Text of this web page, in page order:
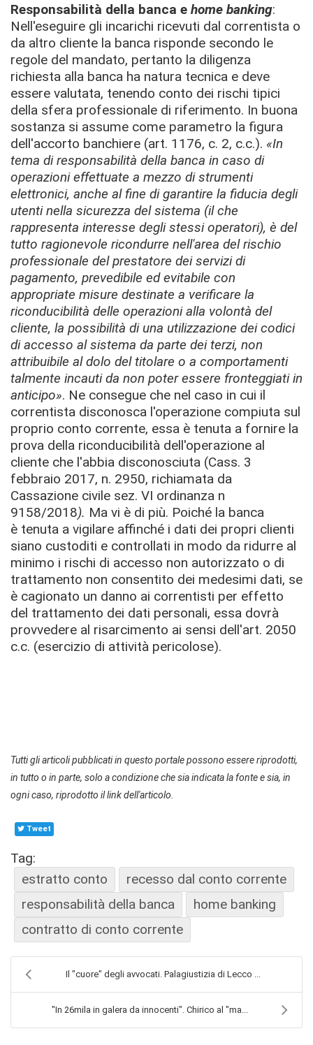
Responsabilità della banca e home banking:
Nell'eseguire gli incarichi ricevuti dal correntista o
da altro cliente la banca risponde secondo le
regole del mandato, pertanto la diligenza
richiesta alla banca ha natura tecnica e deve
essere valutata, tenendo conto dei rischi tipici
della sfera professionale di riferimento. In buona
sostanza si assume come parametro la figura
dell'accorto banchiere (art. 1176, c. 2, c.c.). «In
tema di responsabilità della banca in caso di
operazioni effettuate a mezzo di strumenti
elettronici, anche al fine di garantire la fiducia degli
utenti nella sicurezza del sistema (il che
rappresenta interesse degli stessi operatori), è del
tutto ragionevole ricondurre nell'area del rischio
professionale del prestatore dei servizi di
pagamento, prevedibile ed evitabile con
appropriate misure destinate a verificare la
riconducibilità delle operazioni alla volontà del
cliente, la possibilità di una utilizzazione dei codici
di accesso al sistema da parte dei terzi, non
attribuibile al dolo del titolare o a comportamenti
talmente incauti da non poter essere fronteggiati in
anticipo». Ne consegue che nel caso in cui il
correntista disconosca l'operazione compiuta sul
proprio conto corrente, essa è tenuta a fornire la
prova della riconducibilità dell'operazione al
cliente che l'abbia disconosciuta (Cass. 3
febbraio 2017, n. 2950, richiamata da
Cassazione civile sez. VI ordinanza n
9158/2018). Ma vi è di più. Poiché la banca
è tenuta a vigilare affinché i dati dei propri clienti
siano custoditi e controllati in modo da ridurre al
minimo i rischi di accesso non autorizzato o di
trattamento non consentito dei medesimi dati, se
è cagionato un danno ai correntisti per effetto
del trattamento dei dati personali, essa dovrà
provvedere al risarcimento ai sensi dell'art. 2050
c.c. (esercizio di attività pericolose).
Tutti gli articoli pubblicati in questo portale possono essere riprodotti,
in tutto o in parte, solo a condizione che sia indicata la fonte e sia, in
ogni caso, riprodotto il link dell'articolo.
Tweet
Tag:
estratto conto
recesso dal conto corrente
responsabilità della banca
home banking
contratto di conto corrente
Il "cuore" degli avvocati. Palagiustizia di Lecco ...
"In 26mila in galera da innocenti". Chirico al "ma...